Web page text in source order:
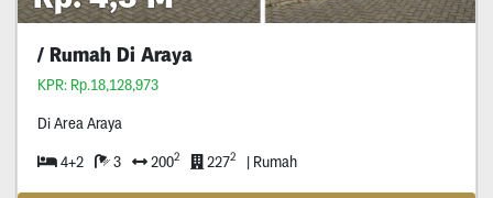
/ Rumah Di Araya
KPR: Rp.18,128,973
Di Area Araya
4+2 3 2002 2272 | Rumah